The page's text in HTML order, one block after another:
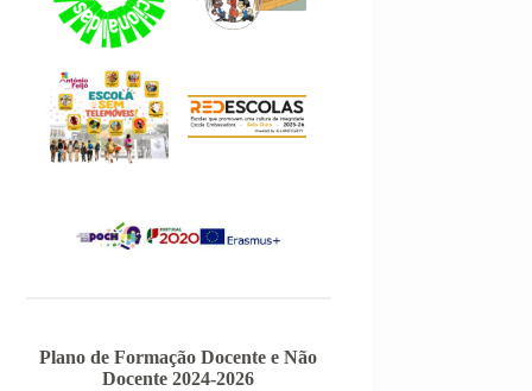
Plano de Formação Docente e Não
Docente 2024-2026